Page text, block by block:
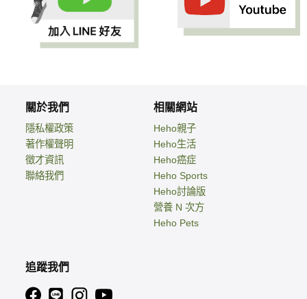
關於我們
隱私權政策
著作權聲明
徵才資訊
聯絡我們
相關網站
Heho親子
Heho生活
Heho癌症
Heho Sports
Heho討論版
營養 N 次方
Heho Pets
追蹤我們